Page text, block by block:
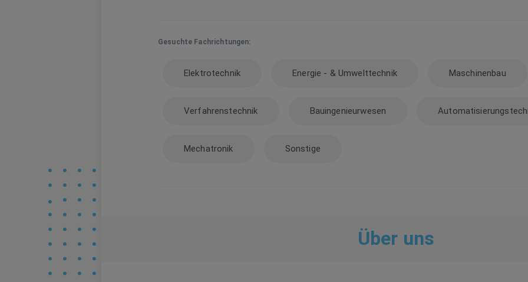
Gesuchte Fachrichtungen:
Elektrotechnik Energie - & Umwelttechnik Maschinenbau
Verfahrenstechnik Bauingenieurwesen
Mechatronik Sonstige
Über uns